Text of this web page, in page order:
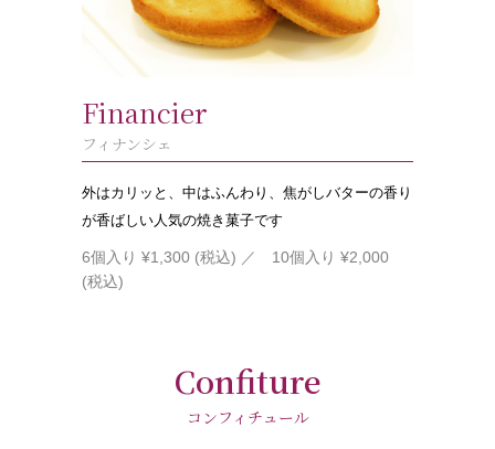
Financier
フィナンシェ
外はカリッと、中はふんわり、焦がしバターの香り
が香ばしい人気の焼き菓子です
6個入り ¥1,300 (税込) ／ 10個入り ¥2,000
(税込)
Confiture
コンフィチュール